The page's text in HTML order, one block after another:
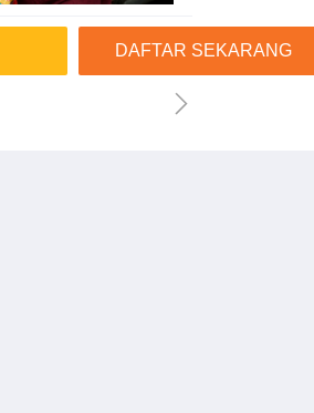
DAFTAR SEKARANG